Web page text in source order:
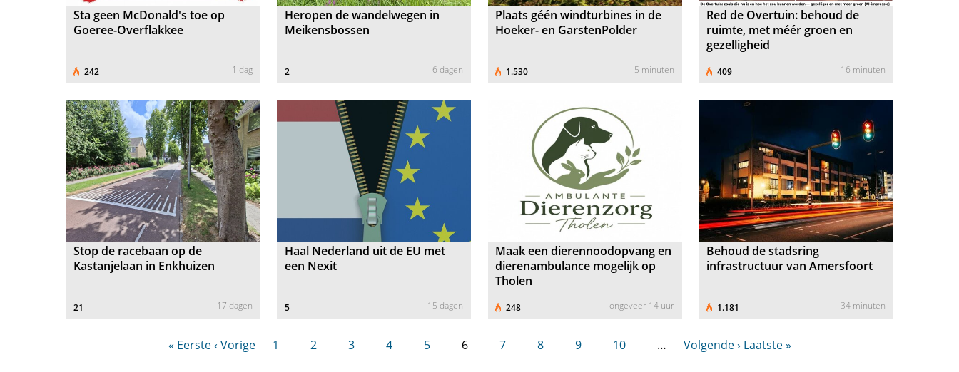
Sta geen McDonald's toe op
Goeree-Overflakkee
242 1 dag
Heropen de wandelwegen in
Meikensbossen
2 6 dagen
Plaats géén windturbines in de
Hoeker- en GarstenPolder
1.530 5 minuten
Red de Overtuin: behoud de
ruimte, met méér groen en
gezelligheid
409 16 minuten
Stop de racebaan op de
Kastanjelaan in Enkhuizen
21 17 dagen
Haal Nederland uit de EU met
een Nexit
5 15 dagen
Maak een dierennoodopvang en
dierenambulance mogelijk op
Tholen
248 ongeveer 14 uur
Behoud de stadsring
infrastructuur van Amersfoort
1.181 34 minuten
« Eerste ‹ Vorige 1 2 3 4 5 6 7 8 9 10 … Volgende › Laatste »